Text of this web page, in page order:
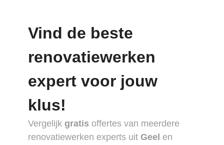
Vind de beste
renovatiewerken
expert voor jouw
klus!
Vergelijk gratis offertes van meerdere
renovatiewerken experts uit Geel en